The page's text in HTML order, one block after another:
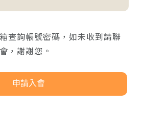
查詢帳號密碼，如未收到請聯
，謝謝您。
申請入會